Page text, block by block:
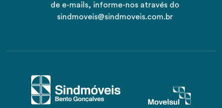
de e-mails, informe-nos através do
sindmoveis@sindmoveis.com.br